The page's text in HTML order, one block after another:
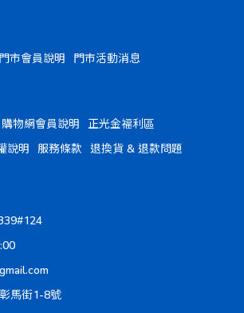
門市會員說明 門市活動消息
購物網會員說明
正光金福利區
說明 服務條款 退換貨 & 退款問題
馬街1-8號